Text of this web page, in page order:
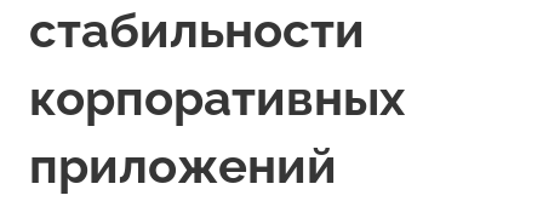
стабильности
корпоративных
приложений